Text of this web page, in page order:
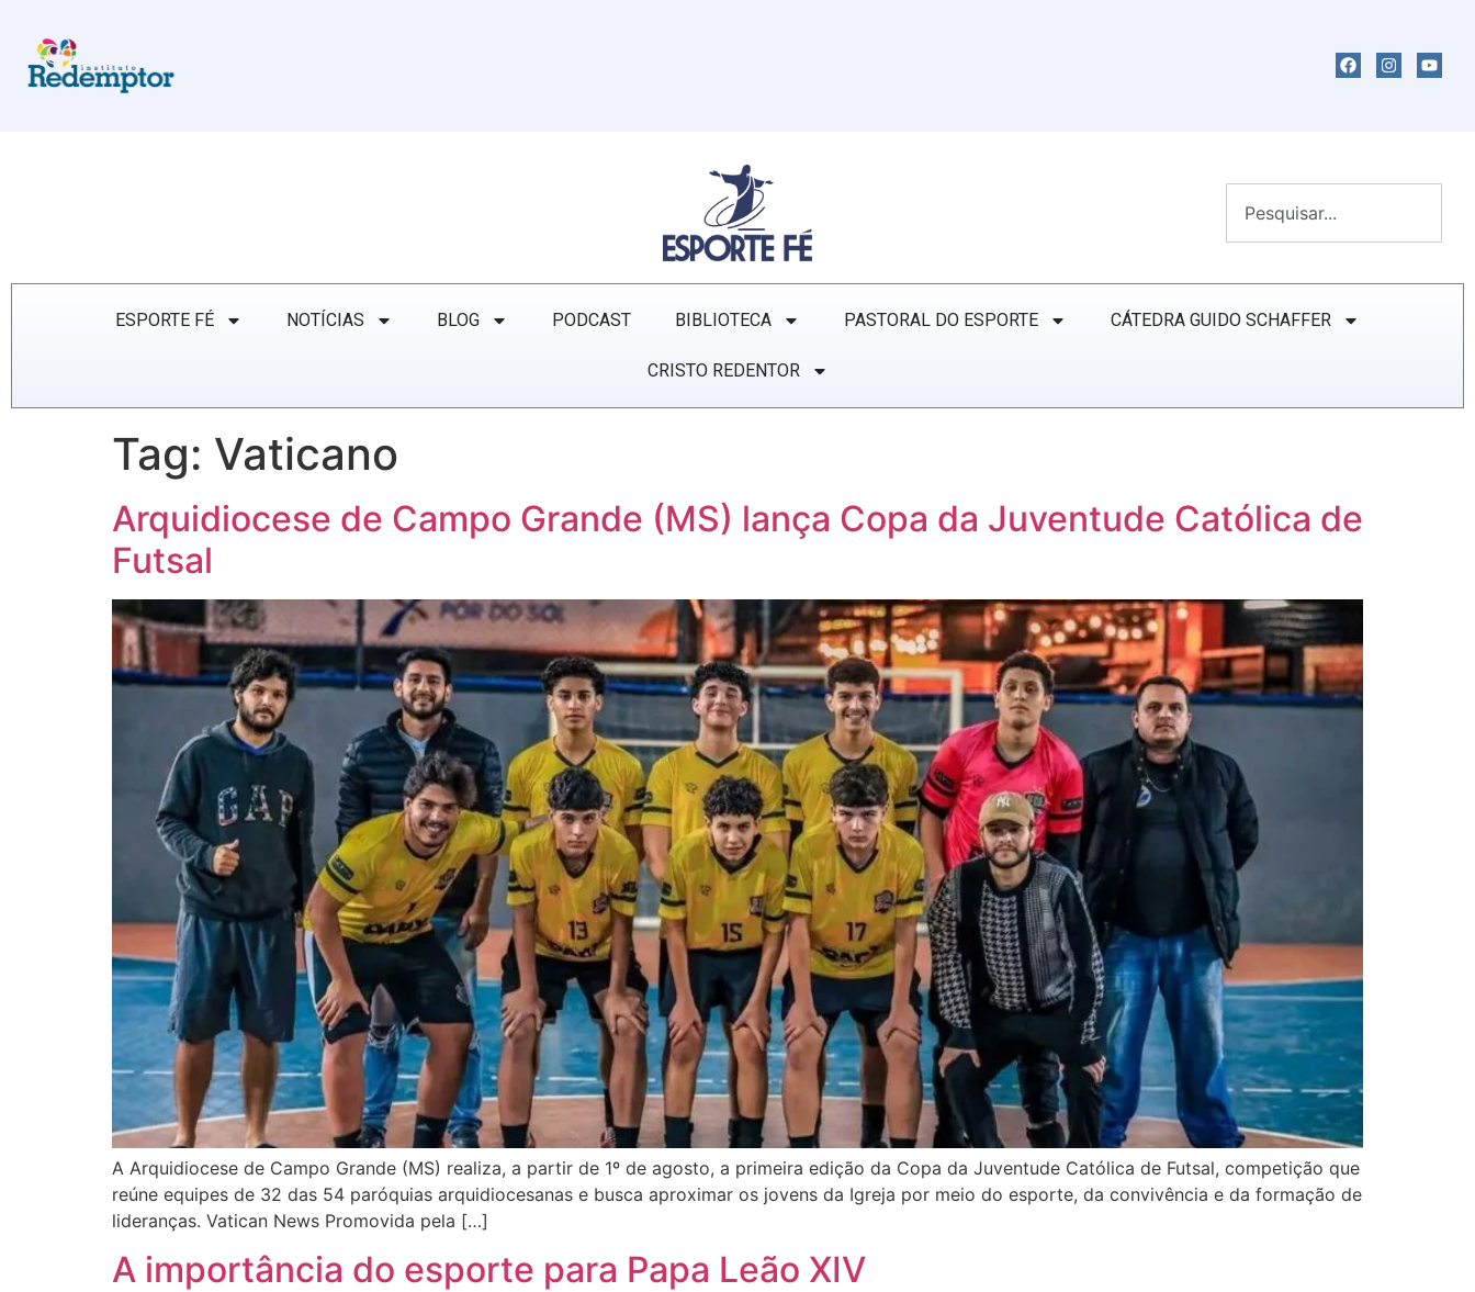
ESPORTE FÉ NOTÍCIAS BLOG PODCAST BIBLIOTECA PASTORAL DO ESPORTE CÁTEDRA GUIDO SCHAFFER
CRISTO REDENTOR
Tag: Vaticano
Arquidiocese de Campo Grande (MS) lança Copa da Juventude Católica de
Futsal
A Arquidiocese de Campo Grande (MS) realiza, a partir de 1º de agosto, a primeira edição da Copa da Juventude Católica de Futsal, competição que
reúne equipes de 32 das 54 paróquias arquidiocesanas e busca aproximar os jovens da Igreja por meio do esporte, da convivência e da formação de
lideranças. Vatican News Promovida pela […]
A importância do esporte para Papa Leão XIV